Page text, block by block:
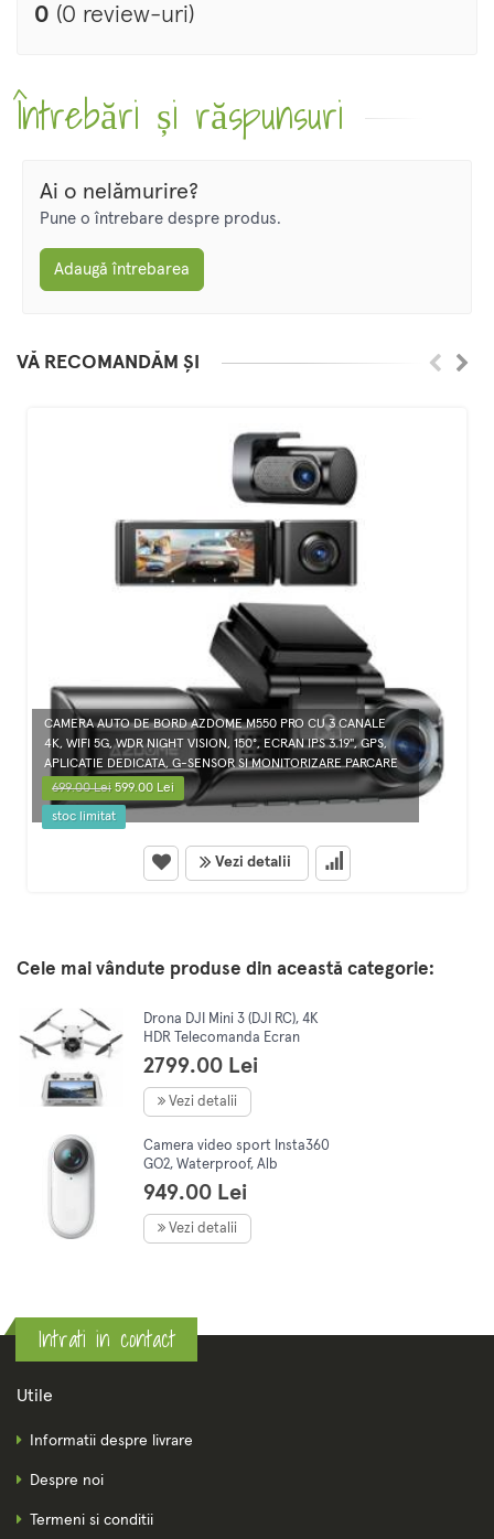
0 (0 review-uri)
Întrebări și răspunsuri
Ai o nelămurire?
Pune o întrebare despre produs.
Adaugă întrebarea
VĂ RECOMANDĂM ȘI
CAMERA AUTO DE BORD AZDOME M550 PRO CU 3 CANALE
4K, WIFI 5G, WDR NIGHT VISION, 150°, ECRAN IPS 3.19", GPS,
APLICATIE DEDICATA, G-SENSOR SI MONITORIZARE PARCARE
699.00 Lei599.00 Lei
stoc limitat
Vezi detalii
Cele mai vândute produse din această categorie:
Drona DJI Mini 3 (DJI RC), 4K
HDR Telecomanda Ecran
2799.00 Lei
Vezi detalii
Camera video sport Insta360
GO2, Waterproof, Alb
949.00 Lei
Vezi detalii
Intrati in contact
Utile
Informatii despre livrare
Despre noi
Termeni si conditii